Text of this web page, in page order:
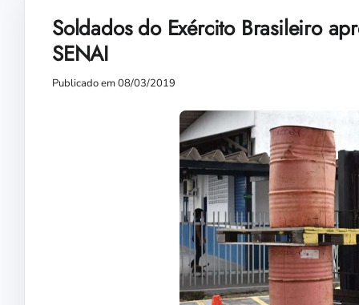
Soldados do Exército Brasileiro
SENAI
Publicado em 08/03/2019